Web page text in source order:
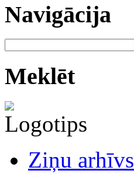
Navigācija
Meklēt
Ziņu arhīvs